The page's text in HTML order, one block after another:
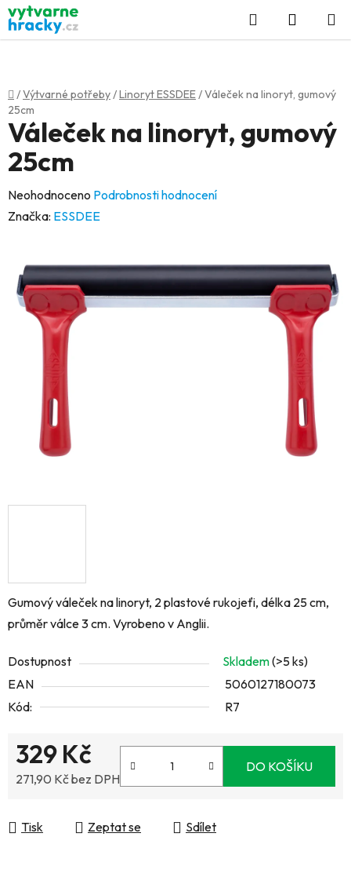
Přejít
na
obsah
Hledat
KOŠÍK
Domů
/Výtvarné potřeby/Linoryt ESSDEE/Váleček na linoryt, gumový
25cm
Gumový váleček na linoryt, 2 plastové rukojeťi, délka 25 cm,
průměr válce 3 cm. Vyrobeno v Anglii.
Dostupnost Skladem(>5 ks)
EAN
5060127180073
Kód:
R7
329 Kč
271,90 Kč bez DPH
DO KOŠÍKU
Tisk Zeptat se Sdílet
Váleček na linoryt, gumový
25cm
Průměrné
hodnocení
0,0
hvězdiček.
Neohodnoceno Podrobnosti hodnocení
Značka: ESSDEE